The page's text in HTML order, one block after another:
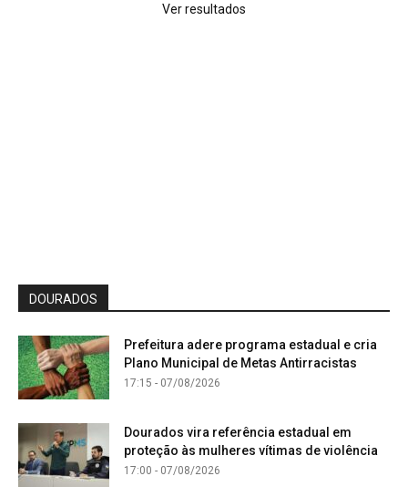
Ver resultados
DOURADOS
Prefeitura adere programa estadual e cria
Plano Municipal de Metas Antirracistas
17:15 - 07/08/2026
Dourados vira referência estadual em
proteção às mulheres vítimas de violência
17:00 - 07/08/2026